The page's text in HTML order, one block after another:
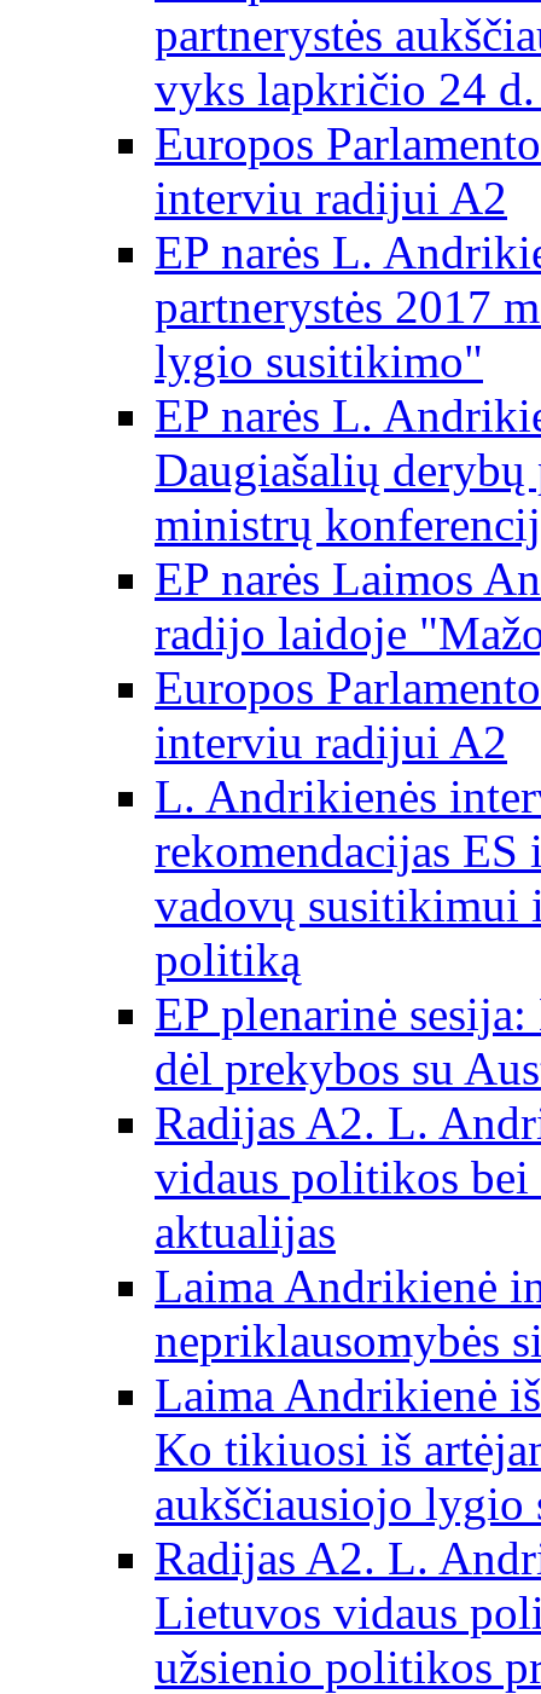
partnerystės
vyks lapkričio 24
Europos
interviu radijui A2
EP narės L.
partnerystės 2017
lygio susitikimo"
EP narės L.
Daugiašalių derybų
ministrų
EP narės Laimos
radijo laidoje
Europos
interviu radijui A2
L. Andrikienės
rekomendacijas
vadovų susitikimui
politiką
EP plenarinė
dėl prekybos su
Radijas A2. L.
vidaus politikos bei
aktualijas
Laima Andrikienė
nepriklausomybės
Laima Andrikienė
Ko tikiuosi iš
aukščiausiojo lygio
Radijas A2. L.
Lietuvos vidaus
užsienio politikos